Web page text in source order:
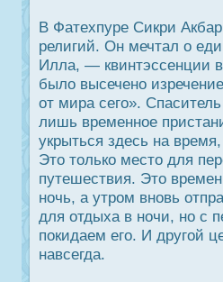
В Фатехпуре Сикри
религий. Он мечтал о
Илла, — квинтэссенции
было высечено
от мира сего».
лишь временное
укрыться здесь на
Это только место для
путешествия. Это
ночь, а утрοм вновь
для отдыха в ночи, но с
пοкидаем его. И другой
навсегда.